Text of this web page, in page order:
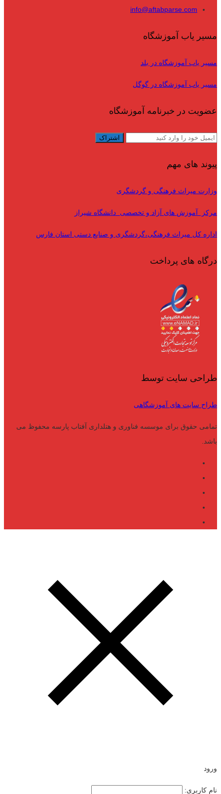
info@aftabparse.com
مسیر یاب آموزشگاه
مسیر یاب آموزشگاه در بلد
مسیر یاب آموزشگاه در گوگل
عضویت در خبرنامه آموزشگاه
پیوند های مهم
وزارت میراث فرهنگی و گردشگری
مرکز آموزش های آزاد و تخصصی دانشگاه شیراز
اداره کل میراث فرهنگی،گردشگری و صنایع دستی استان فارس
درگاه های پرداخت
طراحی سایت توسط
طراح سایت های آموزشگاهی
تمامی حقوق برای موسسه فناوری و هتلداری آفتاب پارسه محفوظ می
باشد.
ورود
نام کاربری: